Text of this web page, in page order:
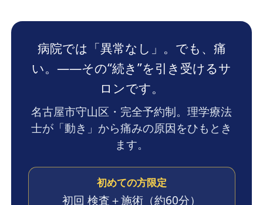
病院では「異常なし」。でも、痛
い。——その“続き”を引き受けるサ
ロンです。
名古屋市守山区・完全予約制。理学療法
士が「動き」から痛みの原因をひもとき
ます。
初めての方限定
初回 検査＋施術 （約60分）